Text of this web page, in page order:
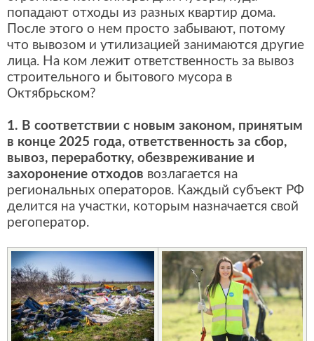
попадают отходы из разных квартир дома.
После этого о нем просто забывают, потому
что вывозом и утилизацией занимаются другие
лица. На ком лежит ответственность за вывоз
строительного и бытового мусора в
Октябрьском?
1. В соответствии с новым законом, принятым
в конце 2025 года, ответственность за сбор,
вывоз, переработку, обезвреживание и
захоронение отходов возлагается на
региональных операторов. Каждый субъект РФ
делится на участки, которым назначается свой
регоператор.